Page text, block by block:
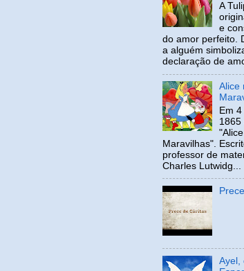
A
e
do amor perfeito.
a alguém
declaração de
Alice
Em
1865
Maravilhas".
professor de
Charles Lutwidg...
Ayel,